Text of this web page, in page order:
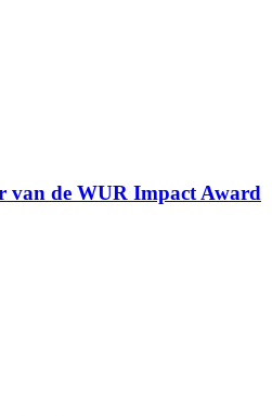
van de WUR Impact Award